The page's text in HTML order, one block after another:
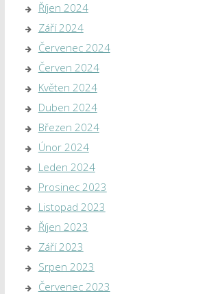
Říjen 2024
Září 2024
Červenec 2024
Červen 2024
Květen 2024
Duben 2024
Březen 2024
Únor 2024
Leden 2024
Prosinec 2023
Listopad 2023
Říjen 2023
Září 2023
Srpen 2023
Červenec 2023